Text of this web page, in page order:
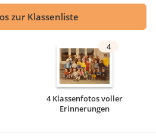
zur Klassenliste
4
4 Klassenfotos voller
Erinnerungen